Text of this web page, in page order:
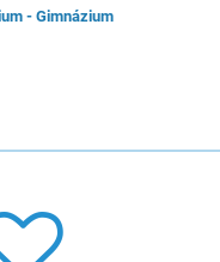
- Gimnázium